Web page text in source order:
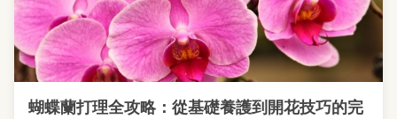
蝴蝶蘭打理全攻略：從基礎養護到開花技巧的完